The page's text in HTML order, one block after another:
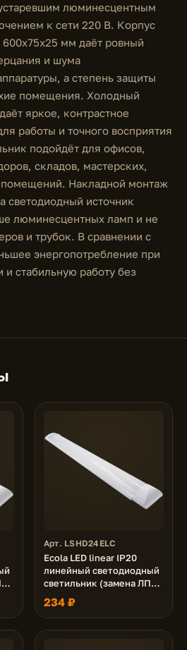
люминесцентным
к сети 220 В. Корпус
мм даёт ровный
и шума
а степень защиты
помещения. Холодный
яркое, контрастное
работы и точного восприятия
подойдёт для офисов,
складов, мастерских,
Накладной монтаж
светодиодный источник
люминесцентных ламп и не
и трубок. В сравнении с
энергопотребление при
и стабильную работу без
Арт. LSHD24ELC
Ecola LED linear IP20
линейный светодиодный
светильник (замена ЛПО)
24W 220V 6500K
600x75x25
234 ₽